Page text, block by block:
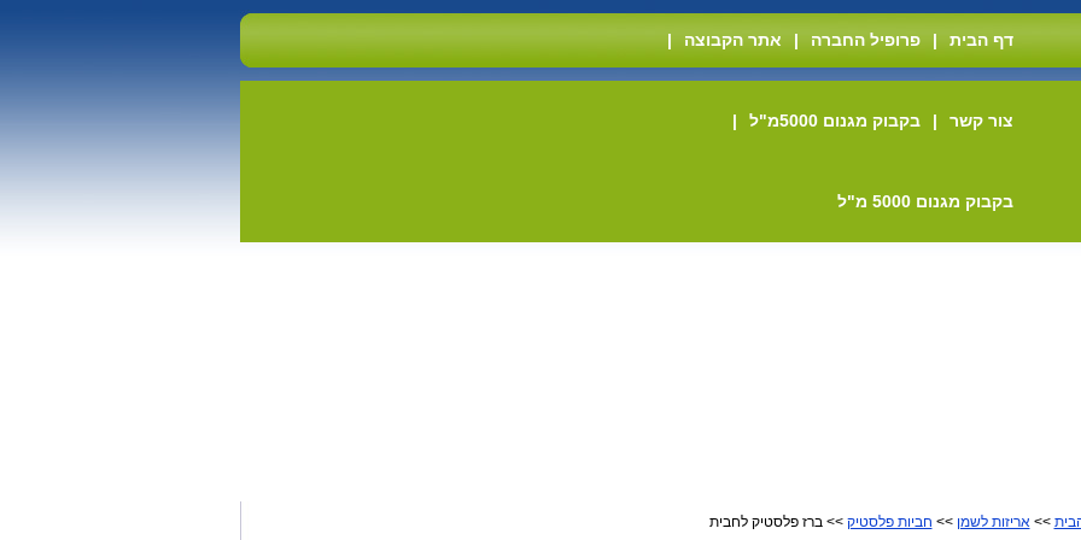
דף הבית | פרופיל החברה | אתר הקבוצה |
צור קשר | בקבוק מגנום 5000מ"ל |
בקבוק מגנום 5000 מ"ל
>>אריזות לשמן >> חביות פלסטיק >> ברז פלסטיק לחבית